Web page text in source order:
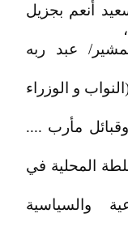
أنعم بجزيل
عبد ربه
و الوزراء
وقبائل مأرب ....
المحلية في
والسياسية